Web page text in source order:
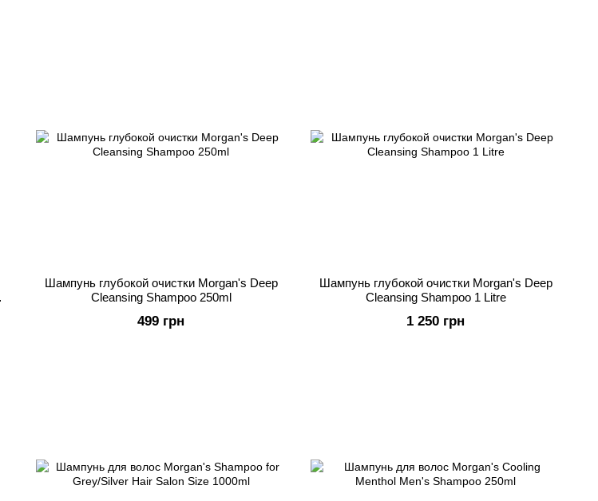
Шампунь глубокой очистки Morgan's Deep
Cleansing Shampoo 250ml
499 грн
Шампунь глубокой очистки Morgan's Deep
Cleansing Shampoo 1 Litre
1 250 грн